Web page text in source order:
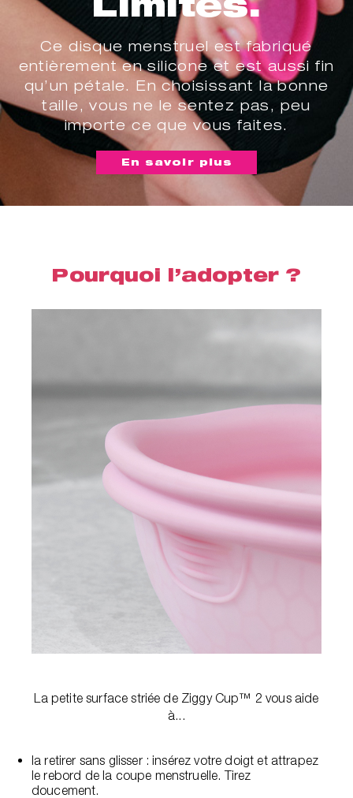
Ce disque menstruel est fabriqué
entièrement en silicone et est aussi fin
qu’un pétale. En choisissant la bonne
taille, vous ne le sentez pas, peu
importe ce que vous faites.
En savoir plus
Pourquoi l’adopter ?
La petite surface striée de Ziggy Cup™ 2 vous aide
à...
la retirer sans glisser : insérez votre doigt et attrapez
le rebord de la coupe menstruelle. Tirez
doucement.